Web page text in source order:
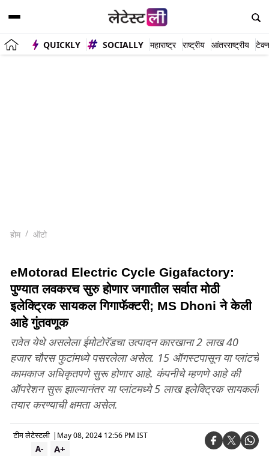
QUICKLY SOCIALLY महाराष्ट्र राष्ट्रीय आंतरराष्ट्रीय
होम ऑटो
eMotorad Electric Cycle Gigafactory:
पुण्यात लवकरच सुरु होणार जगातील सर्वात मोठी
इलेक्ट्रिक सायकल गिगाफॅक्टरी; MS Dhoni ने केली
आहे गुंतवणूक
रावेत येथे असलेला ईमोटोरॅडचा उत्पादन कारखाना 2 लाख 40
हजार चौरस फुटांमध्ये पसरलेला असेल. 15 ऑगस्टपासून या प्लांटचे
कामकाज अधिकृतपणे सुरू होणार आहे. कंपनीचे म्हणणे आहे की
ऑपरेशन सुरू झाल्यानंतर या प्लांटमध्ये 5 लाख इलेक्ट्रिक सायकली
तयार करण्याची क्षमता असेल.
टीम लेटेस्टली | May 08, 2024 12:56 PM IST
A+
A-